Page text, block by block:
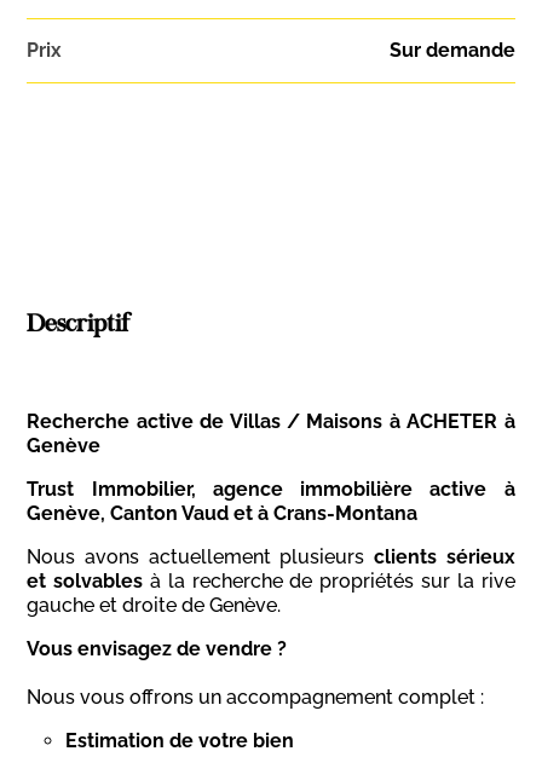
Prix Sur demande
Descriptif
Recherche active de Villas / Maisons à ACHETER à
Genève
Trust Immobilier, agence immobilière active à
Genève, Canton Vaud et à Crans-Montana
Nous avons actuellement plusieurs clients sérieux
et solvables à la recherche de propriétés sur la rive
gauche et droite de Genève.
Vous envisagez de vendre ?
Nous vous offrons un accompagnement complet :
Estimation de votre bien